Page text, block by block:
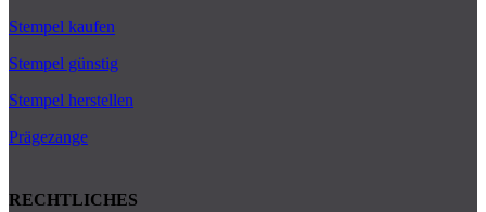
Stempel kaufen
Stempel günstig
Stempel herstellen
Prägezange
RECHTLICHES